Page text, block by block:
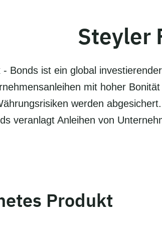
Steyler
Bonds ist ein global
mit hoher Bonität
werden
veranlagt Anleihen von
hohen ethischen Ansprüchen
Strenge Nachhaltigkeitskriterien
Ethik-Experten sorgen für eine
Produkt